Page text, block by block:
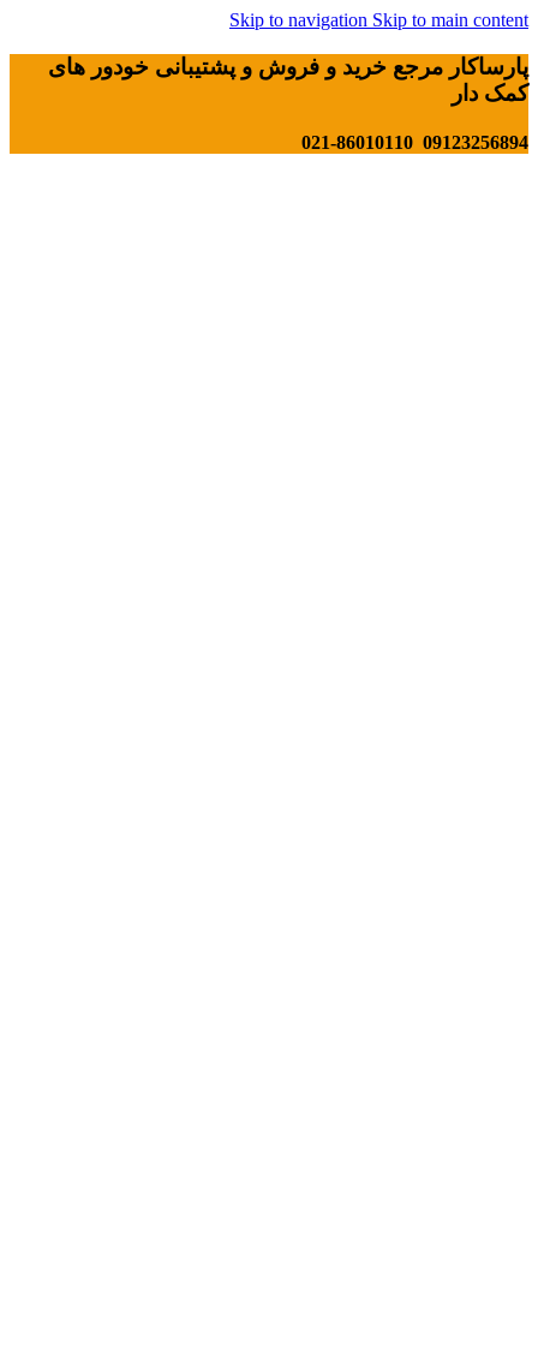
Skip to navigation Skip to main content
پارساکار مرجع خرید و فروش و پشتیبانی خودور های
کمک دار
09123256894 021-86010110